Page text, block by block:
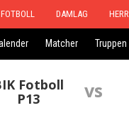
DAMLAG
Matcher Truppen
Fotboll
P13
vs